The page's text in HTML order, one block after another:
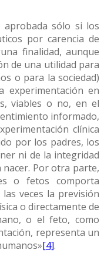
aprobada sólo si los
por carencia de
finalidad, aunque
de una utilidad para
o para la sociedad)
experimentación en
viables o no, en el
informado,
clínica
por los padres, los
ni de la integridad
nacer. Por otra parte,
o fetos comporta
veces la previsión
o directamente de
o el feto, como
representa un
[4].